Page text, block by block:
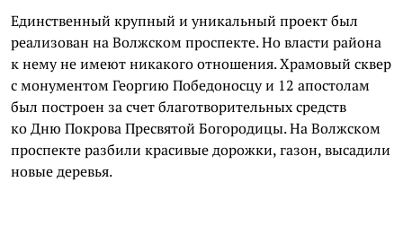
Единственный крупный и уникальный проект был
реализован на Волжском проспекте. Но власти района
к нему не имеют никакого отношения. Храмовый сквер
с монументом Георгию Победоносцу и 12 апостолам
был построен за счет благотворительных средств
ко Дню Покрова Пресвятой Богородицы. На Волжском
проспекте разбили красивые дорожки, газон, высадили
новые деревья.